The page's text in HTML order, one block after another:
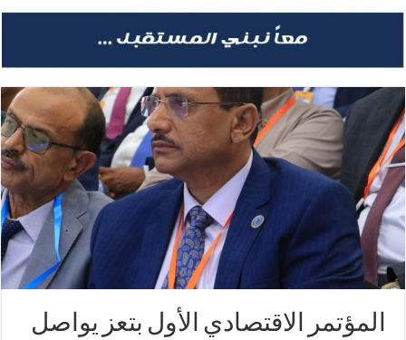
المؤتمر الاقتصادي الأول بتعز يواصل